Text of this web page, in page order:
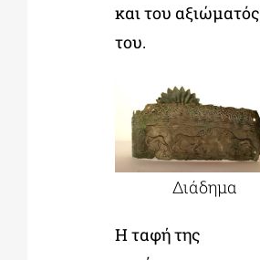
και του αξιώματός
του.
Διάδημα
Η ταφή της